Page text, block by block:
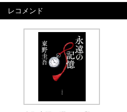
レコメンド